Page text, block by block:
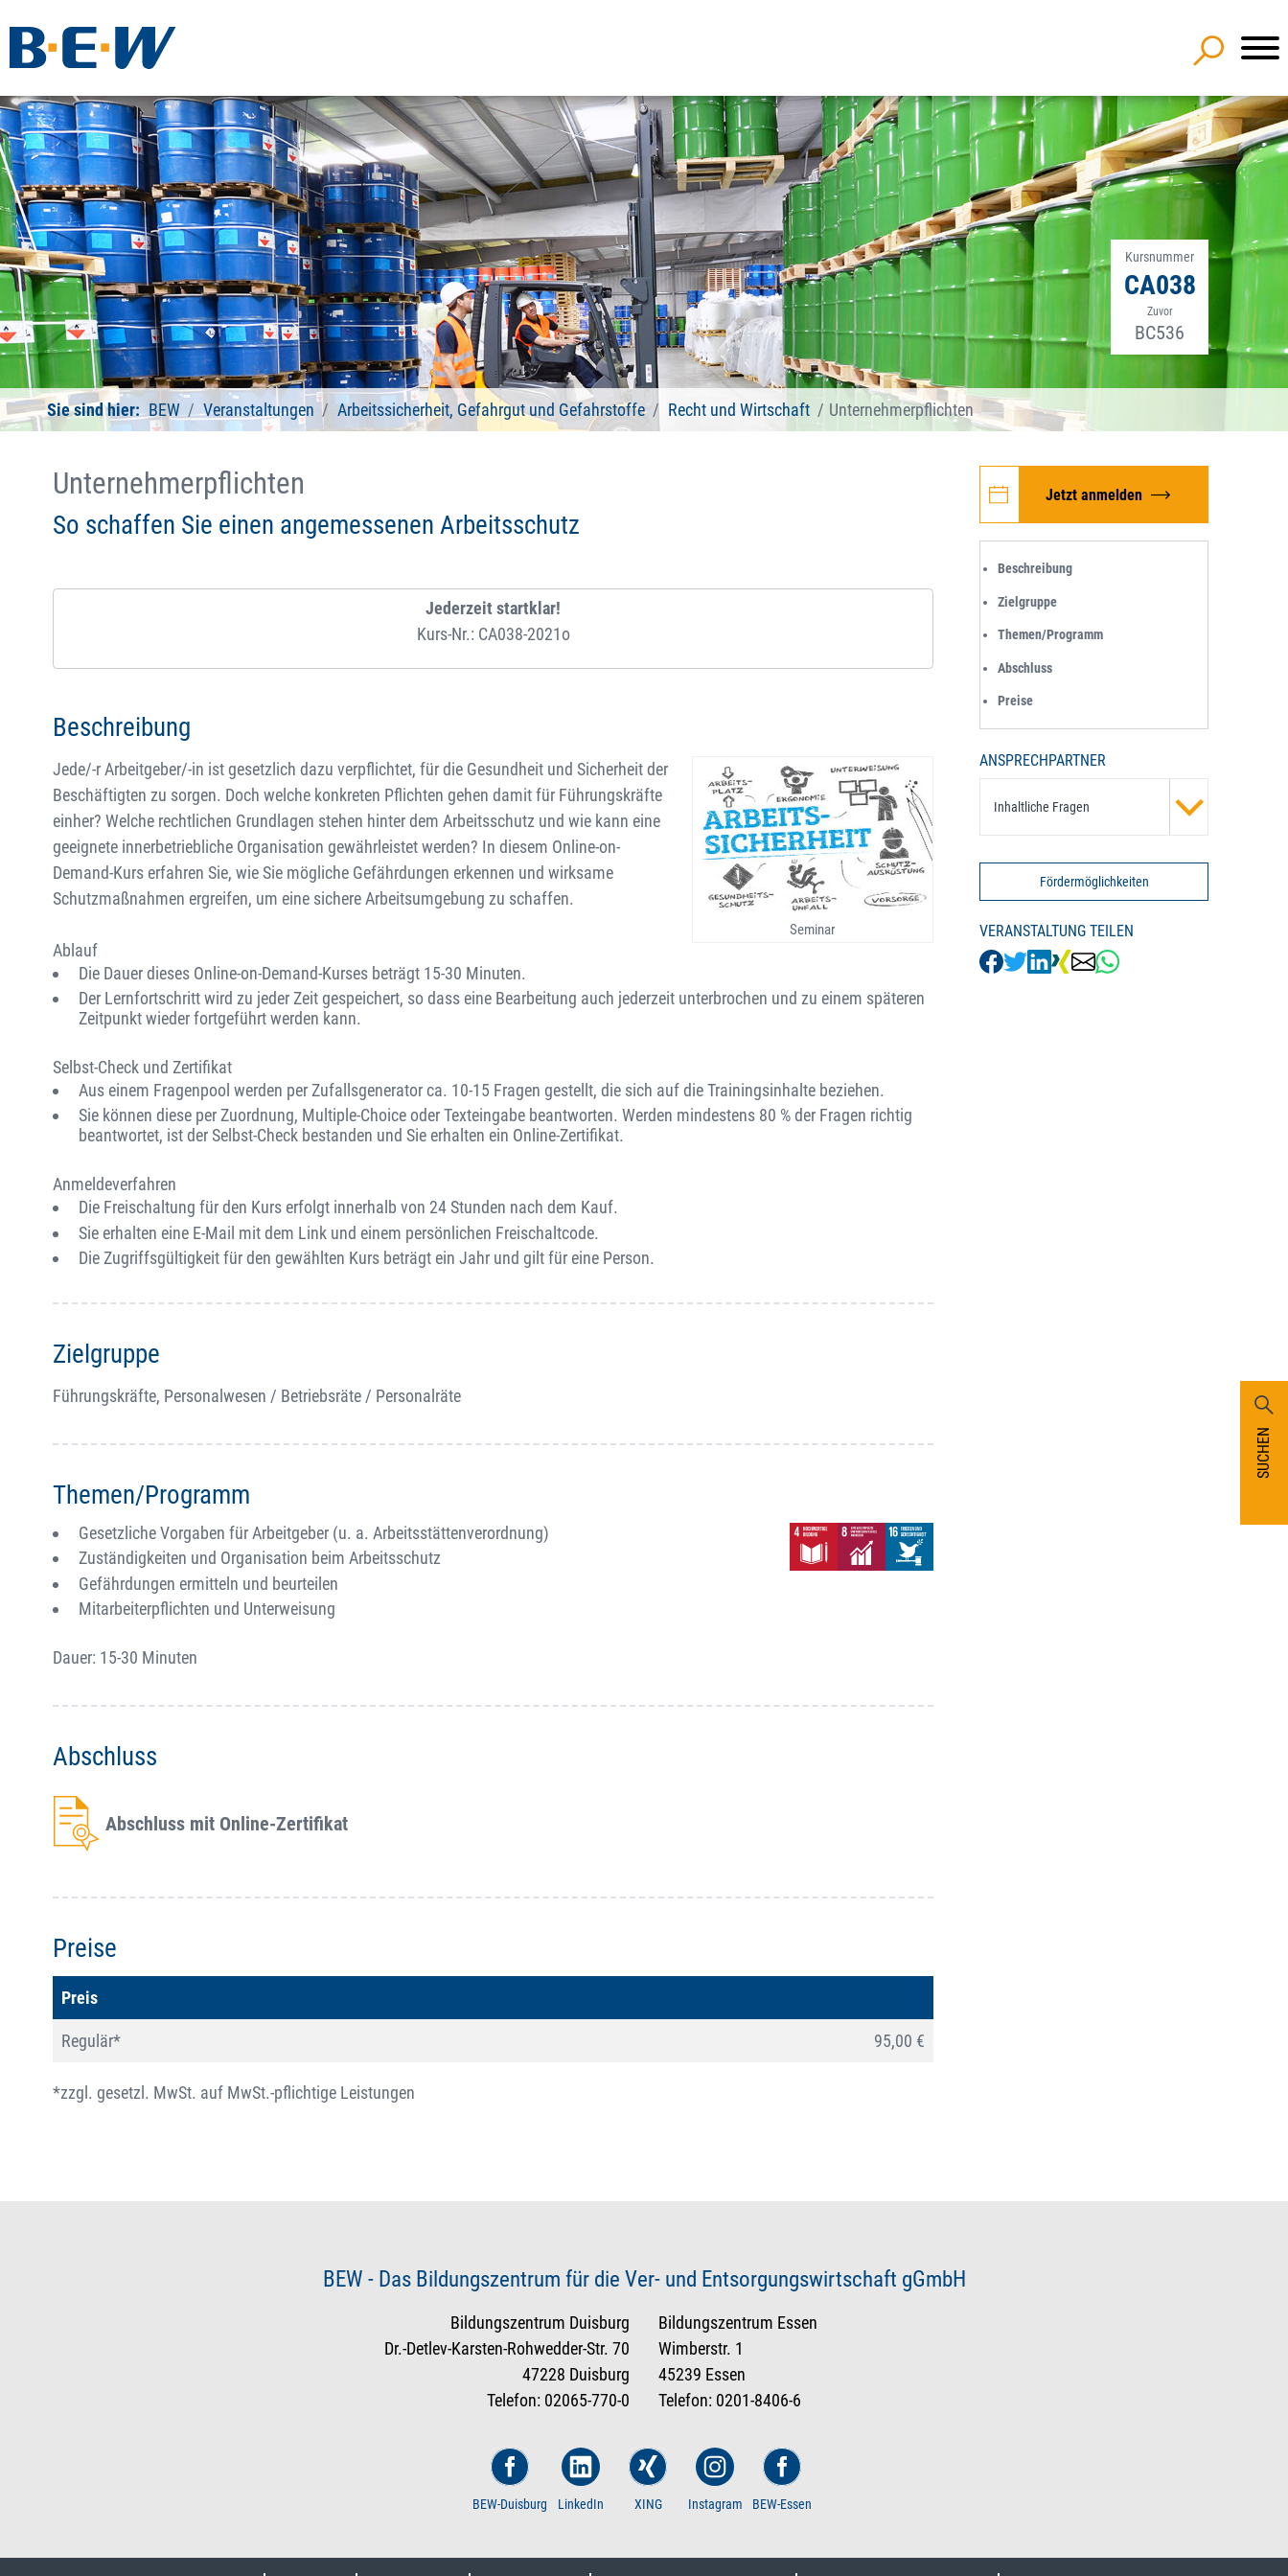
SUCHEN
Kursnummer
CA038
Zuvor
BC536
Sie sind hier: BEW Veranstaltungen Arbeitssicherheit, Gefahrgut und Gefahrstoffe Recht und Wirtschaft Unternehmerpflichten
Unternehmerpflichten
So schaffen Sie einen angemessenen Arbeitsschutz
Jederzeit startklar!
Kurs-Nr.: CA038-2021o
Beschreibung
Seminar
Jede/-r Arbeitgeber/-in ist gesetzlich dazu verpflichtet, für die Gesundheit und Sicherheit der
Beschäftigten zu sorgen. Doch welche konkreten Pflichten gehen damit für Führungskräfte
einher? Welche rechtlichen Grundlagen stehen hinter dem Arbeitsschutz und wie kann eine
geeignete innerbetriebliche Organisation gewährleistet werden? In diesem Online-on-
Demand-Kurs erfahren Sie, wie Sie mögliche Gefährdungen erkennen und wirksame
Schutzmaßnahmen ergreifen, um eine sichere Arbeitsumgebung zu schaffen.
Ablauf
Die Dauer dieses Online-on-Demand-Kurses beträgt 15-30 Minuten.
Der Lernfortschritt wird zu jeder Zeit gespeichert, so dass eine Bearbeitung auch jederzeit unterbrochen und zu einem späteren
Zeitpunkt wieder fortgeführt werden kann.
Selbst-Check und Zertifikat
Aus einem Fragenpool werden per Zufallsgenerator ca. 10-15 Fragen gestellt, die sich auf die Trainingsinhalte beziehen.
Sie können diese per Zuordnung, Multiple-Choice oder Texteingabe beantworten. Werden mindestens 80 % der Fragen richtig
beantwortet, ist der Selbst-Check bestanden und Sie erhalten ein Online-Zertifikat.
Anmeldeverfahren
Die Freischaltung für den Kurs erfolgt innerhalb von 24 Stunden nach dem Kauf.
Sie erhalten eine E-Mail mit dem Link und einem persönlichen Freischaltcode.
Die Zugriffsgültigkeit für den gewählten Kurs beträgt ein Jahr und gilt für eine Person.
Zielgruppe
Führungskräfte, Personalwesen / Betriebsräte / Personalräte
Themen/Programm
Gesetzliche Vorgaben für Arbeitgeber (u. a. Arbeitsstättenverordnung)
Zuständigkeiten und Organisation beim Arbeitsschutz
Gefährdungen ermitteln und beurteilen
Mitarbeiterpflichten und Unterweisung
Dauer: 15-30 Minuten
Abschluss
Abschluss mit Online-Zertifikat
Preise
Preis
Regulär* 95,00 €
*zzgl. gesetzl. MwSt. auf MwSt.-pflichtige Leistungen
Jetzt anmelden
Beschreibung
Zielgruppe
Themen/Programm
Abschluss
Preise
ANSPRECHPARTNER
Inhaltliche Fragen
Fördermöglichkeiten
VERANSTALTUNG TEILEN
BEW - Das Bildungszentrum für die Ver- und Entsorgungswirtschaft gGmbH
Bildungszentrum Duisburg
Dr.-Detlev-Karsten-Rohwedder-Str. 70
47228 Duisburg
Telefon: 02065-770-0
Bildungszentrum Essen
Wimberstr. 1
45239 Essen
Telefon: 0201-8406-6
BEW-Duisburg LinkedIn XING Instagram BEW-Essen